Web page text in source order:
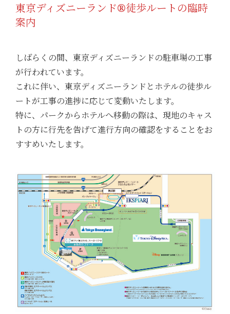
東京ディズニーランド®徒歩ルートの臨時
案内
しばらくの間、東京ディズニーランドの駐車場の工事
が行われています。
これに伴い、東京ディズニーランドとホテルの徒歩ル
ートが工事の進捗に応じて変動いたします。
特に、パークからホテルへ移動の際は、現地のキャス
トの方に行先を告げて進行方向の確認をすることをお
すすめいたします。